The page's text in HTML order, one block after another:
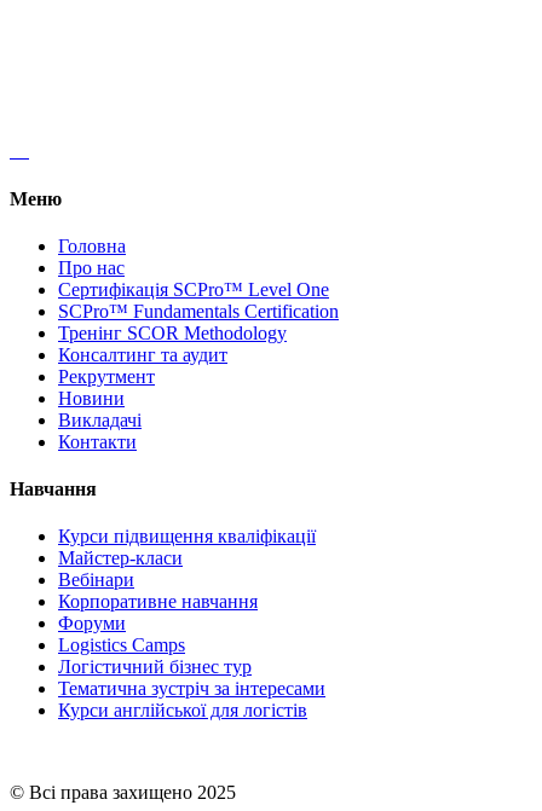
Меню
Головна
Про нас
Сертифікація SCPro™ Level One
SCPro™ Fundamentals Certification
Тренінг SCOR Methodology
Консалтинг та аудит
Рекрутмент
Новини
Викладачі
Контакти
Навчання
Курси підвищення кваліфікації
Майстер-класи
Вебінари
Корпоративне навчання
Форуми
Logistics Camps
Логістичний бізнес тур
Тематична зустріч за інтересами
Курси англійської для логістів
© Всі права захищено 2025